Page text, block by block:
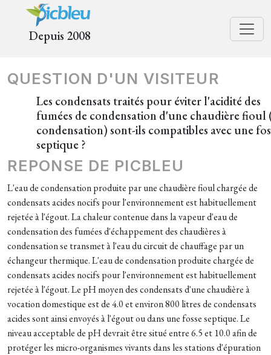
Depuis 2008
QUESTION D'UN VISITEUR
Les condensats traités pour éviter l'acidité des
fumées de condensation d'une chaudière fioul
condensation) sont-ils compatibles avec une
septique ?
REPONSE DE PICBLEU
L'eau de condensation produite par une chaudière fioul chargée de
condensats acides nocifs pour l'environnement est habituellement
rejetée à l'égout. La chaleur contenue dans la vapeur d'eau de
condensation des fumées d'échappement des chaudières à
condensation se transmet à l'eau du circuit de chauffage par un
échangeur thermique. L'eau de condensation produite chargée de
condensats acides nocifs pour l'environnement est habituellement
rejetée à l'égout. Le pH moyen des condensats d'une chaudière à
vocation domestique est de 4.0 et environ 800 litres de condensats
acides sont ainsi envoyés à l'égout ou dans une fosse septique. Le
niveau acceptable de pH devrait être situé entre 6.5 et 10.0 afin de
protéger les micro-organismes vivants dans les stations d'épuration